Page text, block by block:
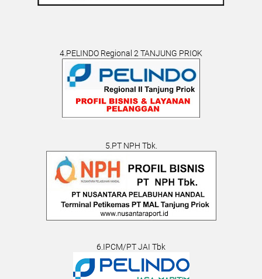
4.PELINDO Regional 2 TANJUNG PRIOK
5.PT NPH Tbk.
6.IPCM/PT JAI Tbk